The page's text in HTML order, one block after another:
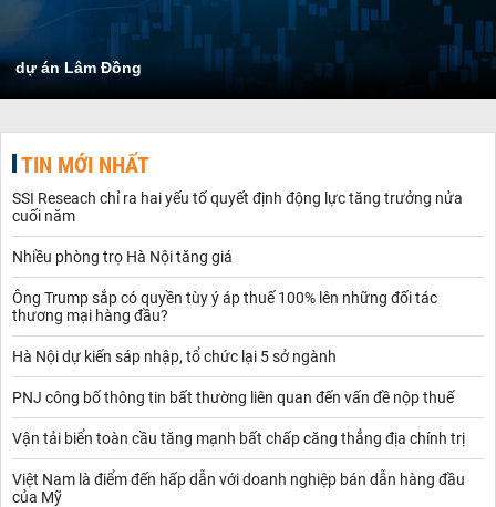
dự án Lâm Đồng
TIN MỚI NHẤT
SSI Reseach chỉ ra hai yếu tố quyết định động lực tăng trưởng nửa
cuối năm
Nhiều phòng trọ Hà Nội tăng giá
Ông Trump sắp có quyền tùy ý áp thuế 100% lên những đối tác
thương mại hàng đầu?
Hà Nội dự kiến sáp nhập, tổ chức lại 5 sở ngành
PNJ công bố thông tin bất thường liên quan đến vấn đề nộp thuế
Vận tải biển toàn cầu tăng mạnh bất chấp căng thẳng địa chính trị
Việt Nam là điểm đến hấp dẫn với doanh nghiệp bán dẫn hàng đầu
của Mỹ